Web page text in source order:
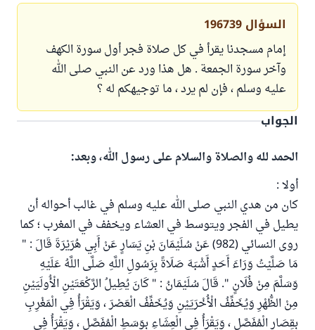
السؤال 196739
إمام مسجدنا يقرأ في كل صلاة فجر أول سورة الكهف
وآخر سورة الجمعة . هل هذا ورد عن النبي صلى الله
عليه وسلم ، فإن لم يرد ، ما توجيهكم له ؟
الجواب
الحمد لله والصلاة والسلام على رسول الله، وبعد:
أولا :
كان من هدي النبي صلى الله عليه وسلم في غالب أحواله أن
يطيل في الفجر ويتوسط في العشاء ويخفف في المغرب ؛ كما
روى النسائي (982) عَنْ سُلَيْمَانَ بْنِ يَسَارٍ عَنْ أَبِي هُرَيْرَةَ قَالَ : "
مَا صَلَّيْتُ وَرَاءَ أَحَدٍ أَشْبَهَ صَلَاةً بِرَسُولِ اللَّهِ صَلَّى اللَّهُ عَلَيْهِ
وَسَلَّمَ مِنْ فُلَانٍ ". قَالَ سُلَيْمَانُ : " كَانَ يُطِيلُ الرَّكْعَتَيْنِ الْأُولَيَيْنِ
مِنْ الظُّهْرِ وَيُخَفِّفُ الْأُخْرَيَيْنِ وَيُخَفِّفُ الْعَصْرَ ، وَيَقْرَأُ فِي الْمَغْرِبِ
بِقِصَارِ الْمُفَصَّلِ ، وَيَقْرَأُ فِي الْعِشَاءِ بِوَسَطِ الْمُفَصَّلِ ، وَيَقْرَأُ فِي